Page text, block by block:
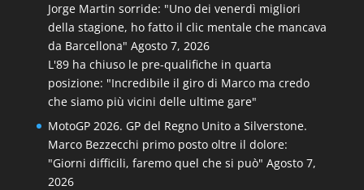
Jorge Martin sorride: "Uno dei venerdì migliori
della stagione, ho fatto il clic mentale che mancava
da Barcellona" Agosto 7, 2026
L'89 ha chiuso le pre-qualifiche in quarta
posizione: "Incredibile il giro di Marco ma credo
che siamo più vicini delle ultime gare"
MotoGP 2026. GP del Regno Unito a Silverstone.
Marco Bezzecchi primo posto oltre il dolore:
"Giorni difficili, faremo quel che si può" Agosto 7,
2026